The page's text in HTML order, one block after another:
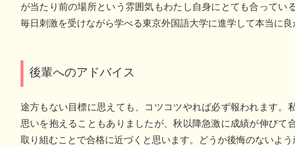
が当たり前の場所という雰囲気もわたし自身にとても合って
毎日刺激を受けながら学べる東京外国語大学に進学して本当に良
後輩へのアドバイス
途方もない目標に思えても、コツコツやれば必ず報われます
思いを抱えることもありましたが、秋以降急激に成績が伸び
取り組むことで合格に近づくと思います。どうか後悔のないよ